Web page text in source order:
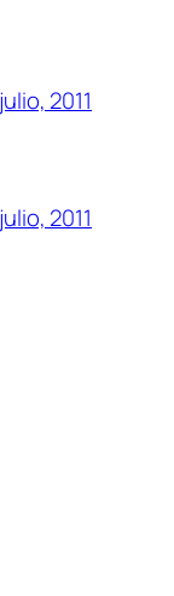
2011
2011